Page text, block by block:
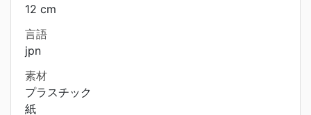
12 cm
言語
jpn
素材
プラスチック
紙